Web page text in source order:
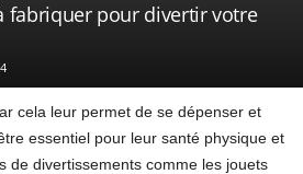
fabriquer pour divertir votre
cela leur permet de se dépenser et
essentiel pour leur santé physique et
de divertissements comme les jouets